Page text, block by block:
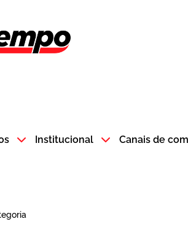
Logo do Poupatempo SP
Institucional Canais de